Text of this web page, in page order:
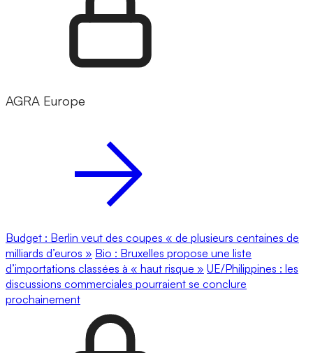
AGRA Europe
Budget : Berlin veut des coupes « de plusieurs centaines de
milliards d’euros » Bio : Bruxelles propose une liste
d’importations classées à « haut risque » UE/Philippines : les
discussions commerciales pourraient se conclure
prochainement